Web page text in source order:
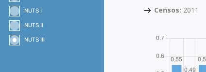
NUTS I
NUTS II
NUTS III
Censos: 2011